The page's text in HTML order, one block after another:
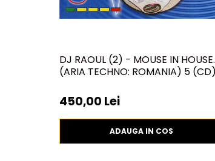
DJ RAOUL (2) - MOUSE IN HOUSE
(ARIA TECHNO: ROMANIA) 5 (CD)
450,00 Lei
ADAUGA IN COS